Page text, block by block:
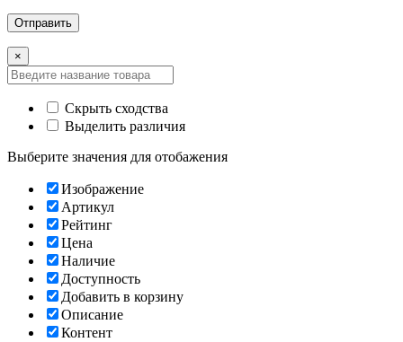
×
Скрыть сходства
Выделить различия
Выберите значения для отобажения
Изображение
Артикул
Рейтинг
Цена
Наличие
Доступность
Добавить в корзину
Описание
Контент